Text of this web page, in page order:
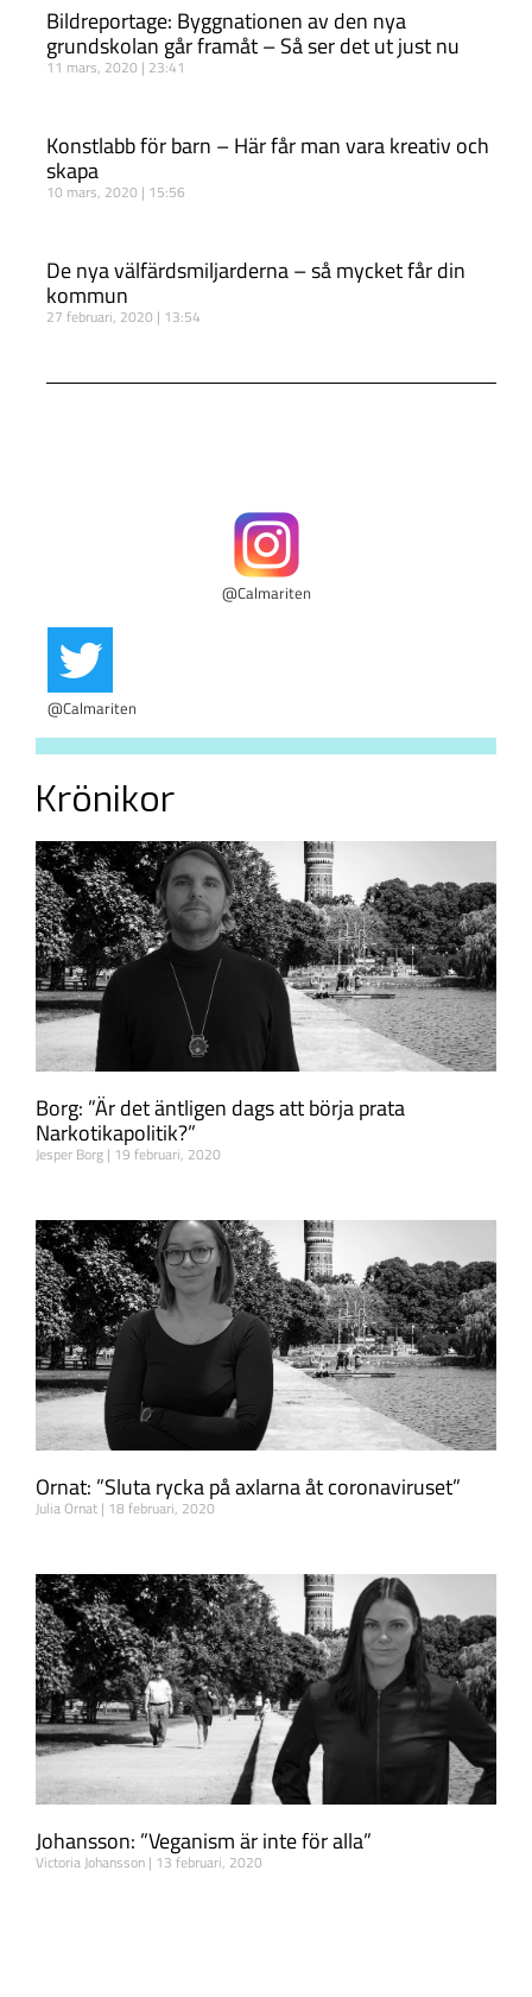
Bildreportage: Byggnationen av den nya
grundskolan går framåt – Så ser det ut just nu
11 mars, 2020 23:41
Konstlabb för barn – Här får man vara kreativ och
skapa
10 mars, 2020 15:56
De nya välfärdsmiljarderna – så mycket får din
kommun
27 februari, 2020 13:54
@Calmariten
@Calmariten
Krönikor
Borg: ”Är det äntligen dags att börja prata
Narkotikapolitik?”
Jesper Borg 19 februari, 2020
Ornat: ”Sluta rycka på axlarna åt coronaviruset”
Julia Ornat 18 februari, 2020
Johansson: ”Veganism är inte för alla”
Victoria Johansson 13 februari, 2020